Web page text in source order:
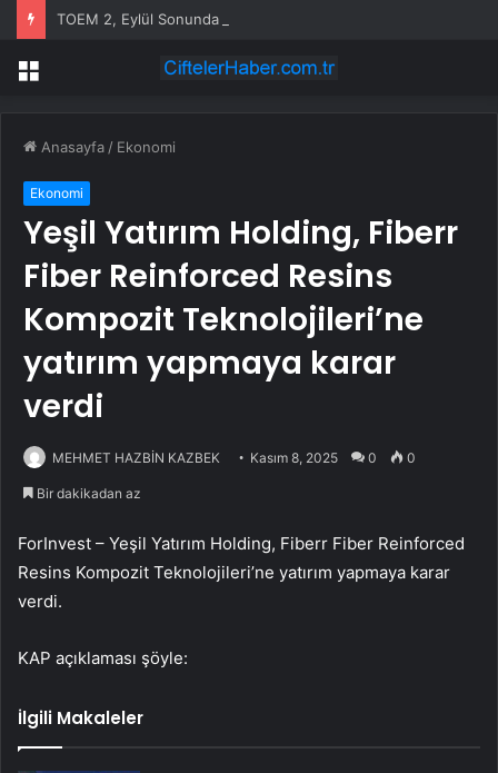
TOEM 2, Eylül Sonunda Çıkacak
Menü
Anasayfa / Ekonomi
Ekonomi
Yeşil Yatırım Holding, Fiberr
Fiber Reinforced Resins
Kompozit Teknolojileri’ne
yatırım yapmaya karar
verdi
MEHMET HAZBİN KAZBEK Kasım 8, 2025 0 0
Bir dakikadan az
ForInvest – Yeşil Yatırım Holding, Fiberr Fiber Reinforced
Resins Kompozit Teknolojileri’ne yatırım yapmaya karar
verdi.
KAP açıklaması şöyle:
İlgili Makaleler